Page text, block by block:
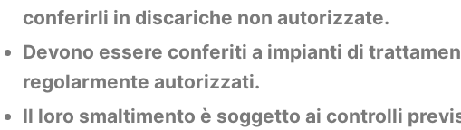
conferirli in discariche non autorizzate.
Devono essere conferiti a impianti di
regolarmente autorizzati.
Il loro smaltimento è soggetto ai controlli